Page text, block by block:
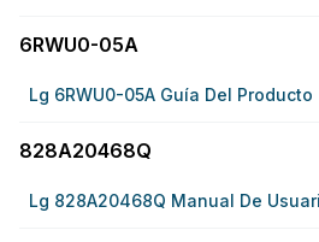
6RWU0-05A
Lg 6RWU0-05A Guía Del Producto
828A20468Q
Lg 828A20468Q Manual De